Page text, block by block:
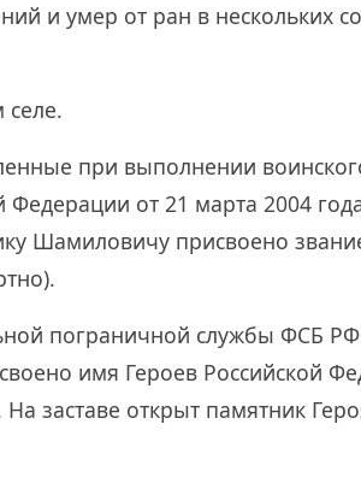
и умер от ран в нескольких
при выполнении
Федерации от 21 марта 2004
Шамиловичу присвоено
пограничной службы ФСБ РФ
имя Героев Российской
заставе открыт памятник